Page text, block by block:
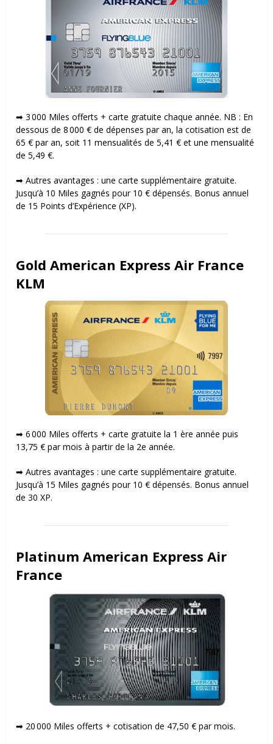
➡ 3 000 Miles offerts + carte gratuite chaque année. NB : En
dessous de 8 000 € de dépenses par an, la cotisation est de
65 € par an, soit 11 mensualités de 5,41 € et une mensualité
de 5,49 €.
➡Autres avantages : une carte supplémentaire gratuite.
Jusqu’à 10 Miles gagnés pour 10 € dépensés. Bonus annuel
de 15 Points d’Expérience (XP).
Gold American Express Air France
KLM
➡ 6 000 Miles offerts + carte gratuite la 1 ère année puis
13,75 € par mois à partir de la 2e année.
➡Autres avantages : une carte supplémentaire gratuite.
Jusqu’à 15 Miles gagnés pour 10 € dépensés. Bonus annuel
de 30 XP.
Platinum American Express Air
France
➡ 20 000 Miles offerts + cotisation de 47,50 € par mois.